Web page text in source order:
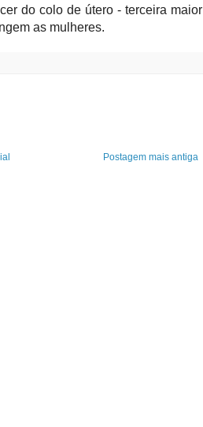
do colo de útero - terceira maior
as mulheres.
Postagem mais antiga